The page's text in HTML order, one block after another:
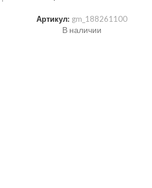
Артикул: gm_188261100
В наличии